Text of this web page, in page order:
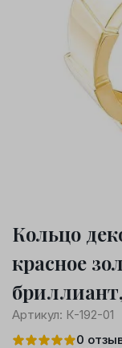
Кольцо
красное
Артикул: К-192-01
0